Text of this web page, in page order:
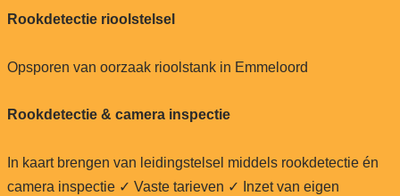
Rookdetectie rioolstelsel
Opsporen van oorzaak rioolstank in Emmeloord
Rookdetectie & camera inspectie
In kaart brengen van leidingstelsel middels rookdetectie én
camera inspectie ✓ Vaste tarieven ✓ Inzet van eigen